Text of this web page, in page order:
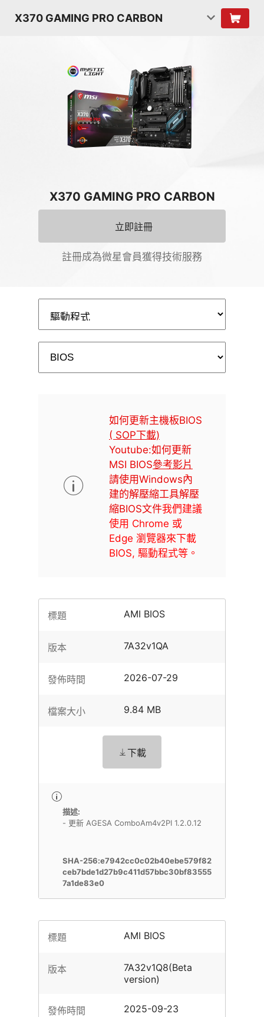
X370 GAMING PRO CARBON
X370 GAMING PRO CARBON
立即註冊
註冊成為微星會員獲得技術服務
如何更新主機板BIOS
( SOP下載)
Youtube:如何更新
MSI BIOS參考影片
請使用Windows內
建的解壓縮工具解壓
縮BIOS文件我們建議
使用 Chrome 或
Edge 瀏覽器來下載
BIOS, 驅動程式等。
標題 AMI BIOS
版本 7A32v1QA
發佈時間 2026-07-29
檔案大小 9.84 MB
下載
描述:
- 更新 AGESA ComboAm4v2PI 1.2.0.12
SHA-256:e7942cc0c02b40ebe579f82
ceb7bde1d27b9c411d57bbc30bf83555
7a1de83e0
標題 AMI BIOS
版本
7A32v1Q8(Beta
version)
發佈時間 2025-09-23